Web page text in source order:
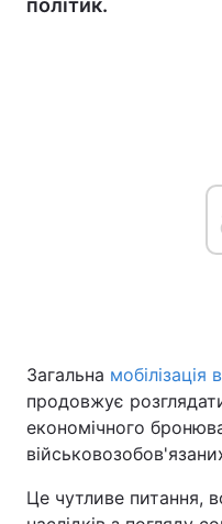
політик.
Загальна мобілізація
продовжує
економічного
Це чутливе питання,